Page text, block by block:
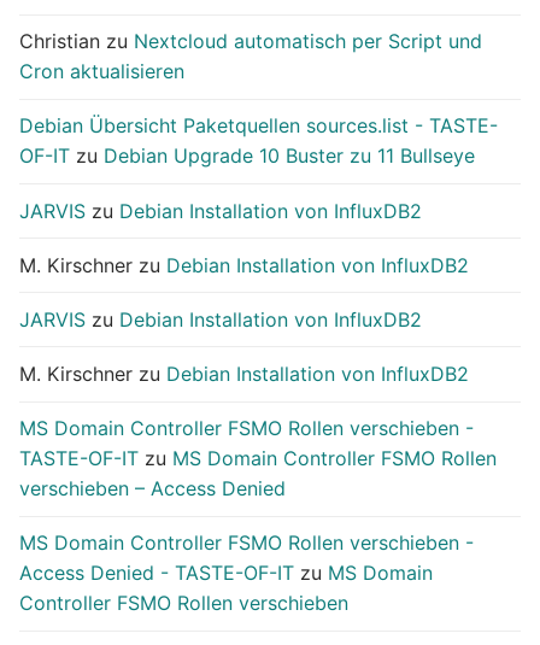
Christian zu Nextcloud automatisch per Script und
Cron aktualisieren
Debian Übersicht Paketquellen sources.list - TASTE-
OF-IT zu Debian Upgrade 10 Buster zu 11 Bullseye
JARVIS zu Debian Installation von InfluxDB2
M. Kirschner zu Debian Installation von InfluxDB2
JARVIS zu Debian Installation von InfluxDB2
M. Kirschner zu Debian Installation von InfluxDB2
MS Domain Controller FSMO Rollen verschieben -
TASTE-OF-IT zu MS Domain Controller FSMO Rollen
verschieben – Access Denied
MS Domain Controller FSMO Rollen verschieben -
Access Denied - TASTE-OF-IT zu MS Domain
Controller FSMO Rollen verschieben